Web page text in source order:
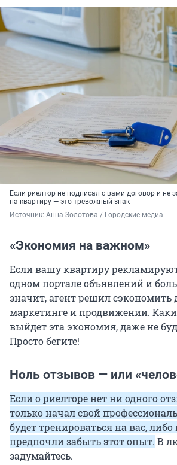
Если риелтор не подписал с вами договор и не
на квартиру — это тревожный знак
Источник: Анна Золотова / Городские медиа
«Экономия на важном»
Если вашу квартиру
одном портале объявлений и
значит, агент решил сэкономить
маркетинге и продвижении.
выйдет эта экономия, даже не
Просто бегите!
Ноль отзывов — или
Если о риелторе нет ни одного
только начал свой
будет тренироваться на вас, либо
предпочли забыть этот опыт. В
задумайтесь.